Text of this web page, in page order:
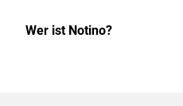
Wer ist Notino?